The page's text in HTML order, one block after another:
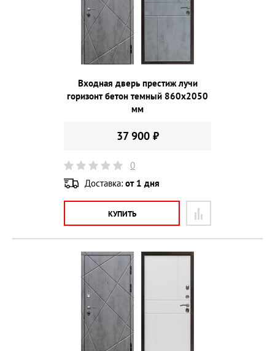
Входная дверь престиж лучи
горизонт бетон темный 860х2050
мм
37 900 ₽
0
Доставка: от 1 дня
КУПИТЬ